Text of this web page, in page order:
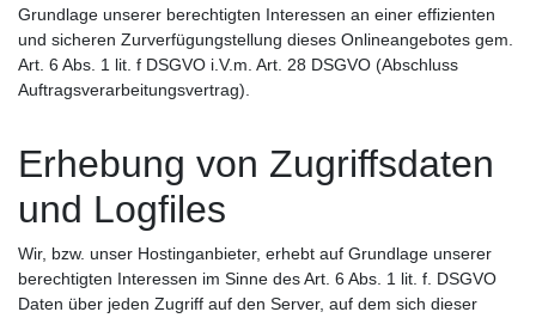
Grundlage unserer berechtigten Interessen an einer effizienten
und sicheren Zurverfügungstellung dieses Onlineangebotes gem.
Art. 6 Abs. 1 lit. f DSGVO i.V.m. Art. 28 DSGVO (Abschluss
Auftragsverarbeitungsvertrag).
Erhebung von Zugriffsdaten
und Logfiles
Wir, bzw. unser Hostinganbieter, erhebt auf Grundlage unserer
berechtigten Interessen im Sinne des Art. 6 Abs. 1 lit. f. DSGVO
Daten über jeden Zugriff auf den Server, auf dem sich dieser